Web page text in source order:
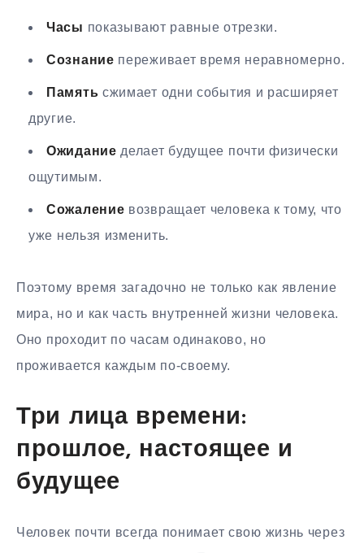
Часы показывают равные отрезки.
Сознание переживает время неравномерно.
Память сжимает одни события и расширяет
другие.
Ожидание делает будущее почти физически
ощутимым.
Сожаление возвращает человека к тому, что
уже нельзя изменить.
Поэтому время загадочно не только как явление
мира, но и как часть внутренней жизни человека.
Оно проходит по часам одинаково, но
проживается каждым по-своему.
Три лица времени:
прошлое, настоящее и
будущее
Человек почти всегда понимает свою жизнь через